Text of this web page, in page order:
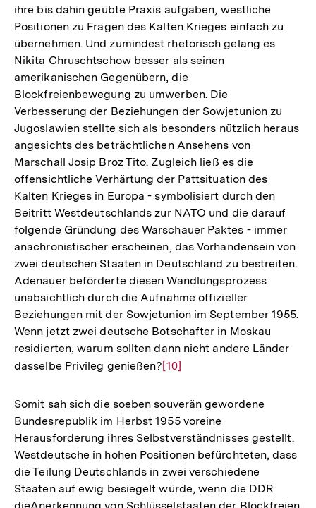
ihre bis dahin geübte Praxis aufgaben, westliche
Positionen zu Fragen des Kalten Krieges einfach zu
übernehmen. Und zumindest rhetorisch gelang es
Nikita Chruschtschow besser als seinen
amerikanischen Gegenübern, die
Blockfreienbewegung zu umwerben. Die
Verbesserung der Beziehungen der Sowjetunion zu
Jugoslawien stellte sich als besonders nützlich heraus
angesichts des beträchtlichen Ansehens von
Marschall Josip Broz Tito. Zugleich ließ es die
offensichtliche Verhärtung der Pattsituation des
Kalten Krieges in Europa - symbolisiert durch den
Beitritt Westdeutschlands zur NATO und die darauf
folgende Gründung des Warschauer Paktes - immer
anachronistischer erscheinen, das Vorhandensein von
zwei deutschen Staaten in Deutschland zu bestreiten.
Adenauer beförderte diesen Wandlungsprozess
unabsichtlich durch die Aufnahme offizieller
Beziehungen mit der Sowjetunion im September 1955.
Wenn jetzt zwei deutsche Botschafter in Moskau
residierten, warum sollten dann nicht andere Länder
dasselbe Privileg genießen?Zur
der
Fußnote
[10]
Somit sah sich die soeben souverän gewordene
Bundesrepublik im Herbst 1955 voreine
Herausforderung ihres Selbstverständnisses gestellt.
Westdeutsche in hohen Positionen befürchteten, dass
die Teilung Deutschlands in zwei verschiedene
Staaten auf ewig besiegelt würde, wenn die DDR
dieAnerkennung von Schlüsselstaaten der Blockfreien